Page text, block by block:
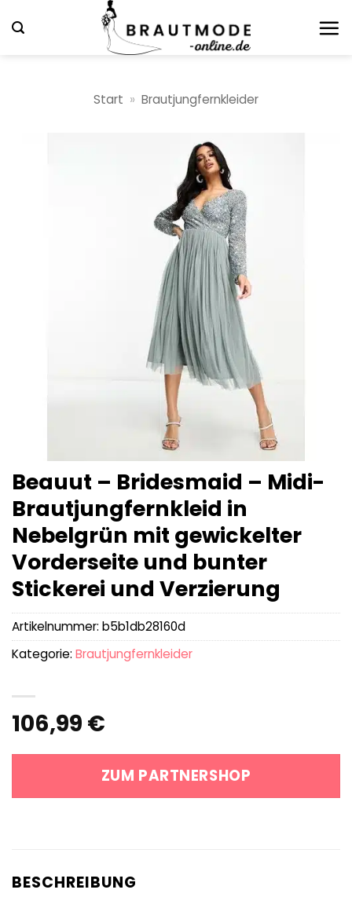
Inhalt
Start » Brautjungfernkleider
Beauut – Bridesmaid – Midi-
Brautjungfernkleid in
Nebelgrün mit gewickelter
Vorderseite und bunter
Stickerei und Verzierung
106,99 €
ZUM PARTNERSHOP
Artikelnummer: b5b1db28160d
Kategorie: Brautjungfernkleider
BESCHREIBUNG